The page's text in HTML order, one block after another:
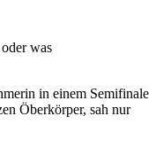
was
in einem Semifinale
Öberkörper, sah nur